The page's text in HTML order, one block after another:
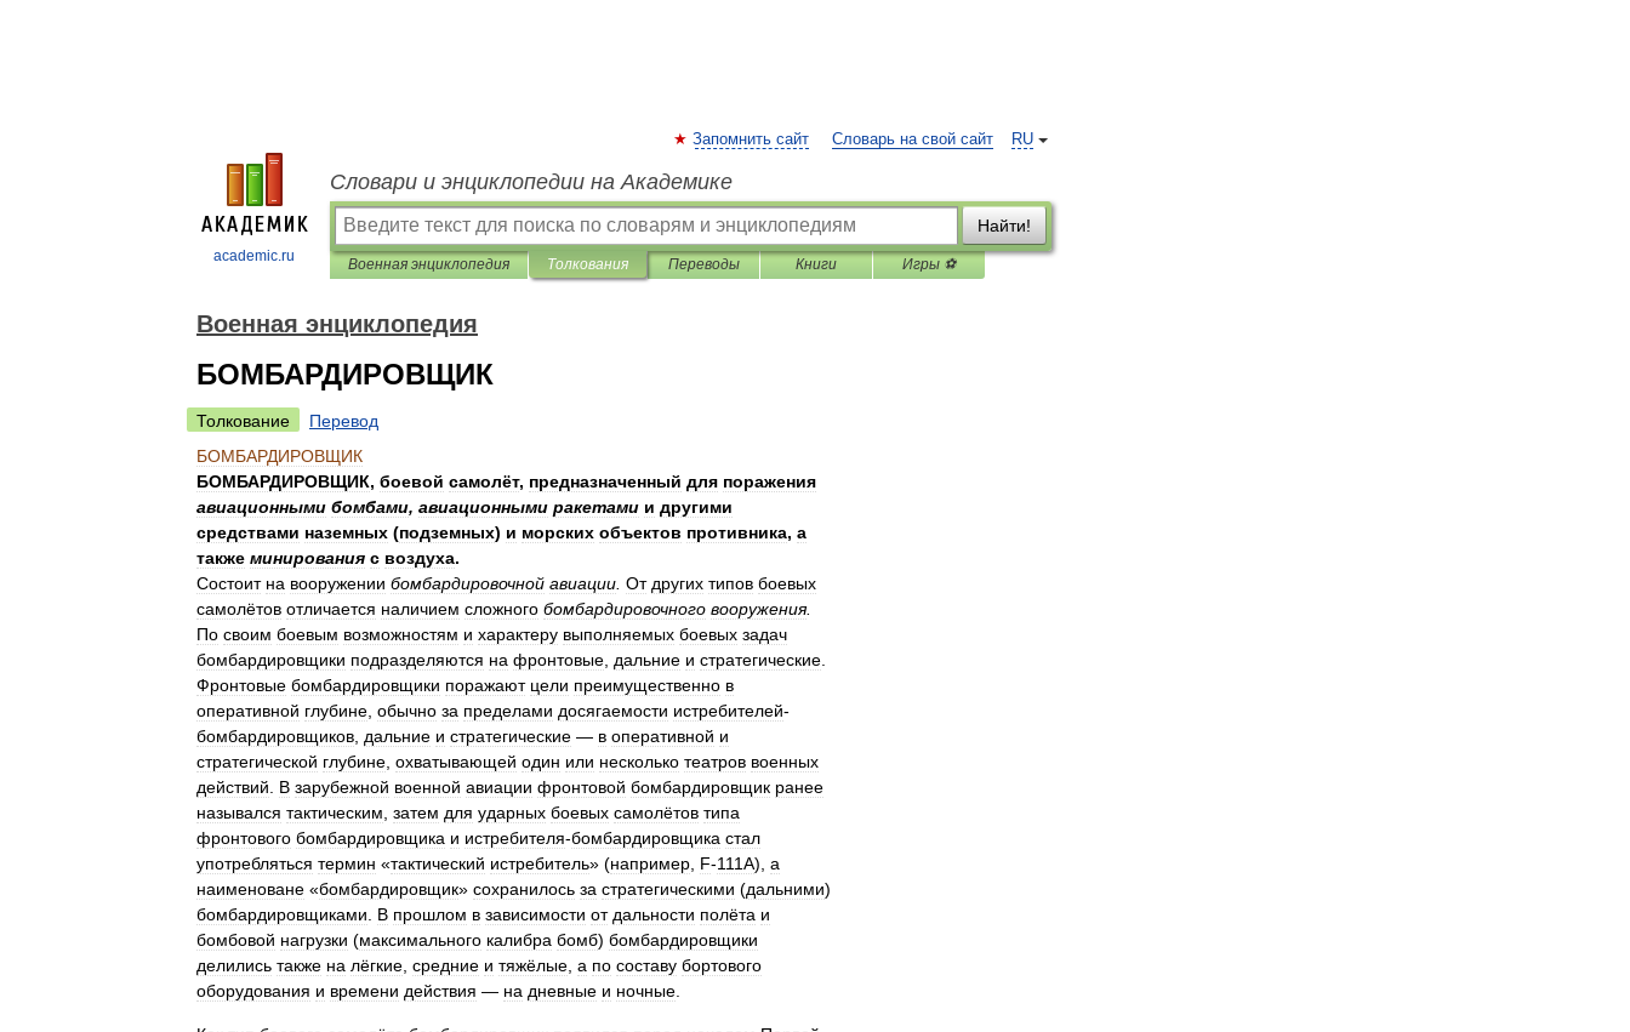
academic.ru
RU
Запомнить сайт Словарь на свой сайт
Словари и энциклопедии на Академике
Найти!
Военная энциклопедия Толкования Переводы Книги Игры ⚽
Военная энциклопедия
БОМБАРДИРОВЩИК
Толкование
Перевод
БОМБАРДИРОВЩИК
БОМБАРДИРОВЩИК, боевой самолёт, предназначенный для поражения
авиационными бомбами, авиационными ракетами и другими
средствами наземных (подземных) и морских объектов противника, а
также минирования с воздуха.
Состоит на вооружении бомбардировочной авиации От других типов боевых
самолётов отличается наличием сложного бомбардировочного вооружения.
По своим боевым возможностям и характеру выполняемых боевых задач
бомбардировщики подразделяются на фронтовые дальние и стратегические
Фронтовые бомбардировщики поражают цели преимущественно в
оперативной глубине обычно за пределами досягаемости истребителей-
бомбардировщиков дальние и стратегические — в оперативной и
стратегической глубине охватывающей один или несколько театров военных
действий
В зарубежной военной авиации фронтовой бомбардировщик ранее
назывался тактическим затем для ударных боевых самолётов типа
фронтового бомбардировщика и истребителя-бомбардировщика стал
употребляться термин «тактический истребитель» (например F-111A), а
наименоване «бомбардировщик» сохранилось за стратегическими (дальними)
бомбардировщиками
В прошлом в зависимости от дальности полёта и
бомбовой нагрузки (максимального калибра бомб) бомбардировщики
делились также на лёгкие средние и тяжёлые а по составу бортового
оборудования и времени действия — на дневные и ночные